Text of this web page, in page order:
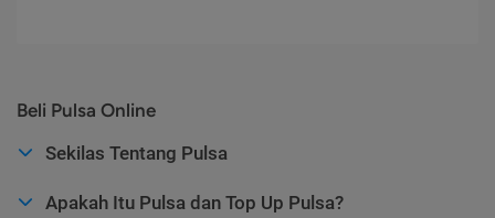
Beli Pulsa Online
Sekilas Tentang Pulsa
Apakah Itu Pulsa dan Top Up Pulsa?